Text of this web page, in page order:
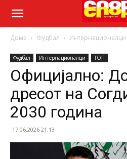
Дома Фудбал Интернационалци
Фудбал Интернационалци ТОП
Официјално:
дресот на
2030 година
17.06.2026 21:13